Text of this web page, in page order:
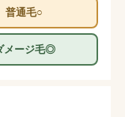
普通毛○
メージ毛◎